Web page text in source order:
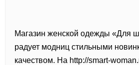
Магазин женской одежды «Для
радует модниц стильными
качеством. На http://smart-